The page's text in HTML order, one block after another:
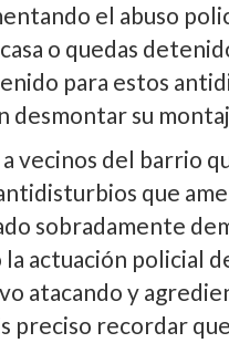
el abuso
o quedas
para estos
desmontar su
vecinos del barrio
que
sobradamente
actuación policial
atacando y
preciso recordar